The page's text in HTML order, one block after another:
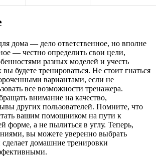
дома — дело ответственное, но вполне
— честно определить свои цели,
разных моделей и учесть
будете тренироваться. Не стоит гнаться
вариантами, если не
все возможности тренажера.
внимание на качество,
других пользователей. Помните, что
вашим помощником на пути к
форме, а не пылиться в углу. Теперь,
вы можете уверенно выбрать
домашние тренировки